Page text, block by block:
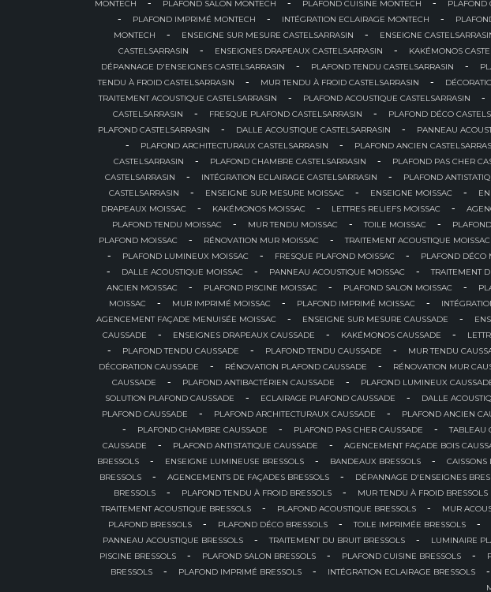
MONTECH
PLAFOND SALON MONTECH PLAFOND CUISINE MONTECH PLAFOND
- PLAFOND IMPRIMÉ MONTECH - INTÉGRATION ECLAIRAGE MONTECH -
MONTECH
- ENSEIGNE SUR MESURE CASTELSARRASIN - ENSEIGNE
CASTELSARRASIN
- ENSEIGNES DRAPEAUX CASTELSARRASIN - KAKÉMONOS
DÉPANNAGE D'ENSEIGNES CASTELSARRASIN - PLAFOND TENDU CASTELSARRASIN -
TENDU À FROID CASTELSARRASIN
- MUR TENDU À FROID CASTELSARRASIN -
TRAITEMENT ACOUSTIQUE CASTELSARRASIN - PLAFOND ACOUSTIQUE CASTELSARRASIN -
CASTELSARRASIN
- FRESQUE PLAFOND CASTELSARRASIN - PLAFOND DÉCO
PLAFOND CASTELSARRASIN
- DALLE ACOUSTIQUE CASTELSARRASIN - PANNEAU
- PLAFOND ARCHITECTURAUX CASTELSARRASIN - PLAFOND ANCIEN
CASTELSARRASIN
- PLAFOND CHAMBRE CASTELSARRASIN - PLAFOND PAS CHER
CASTELSARRASIN
- INTÉGRATION ECLAIRAGE CASTELSARRASIN - PLAFOND
CASTELSARRASIN
- ENSEIGNE SUR MESURE MOISSAC - ENSEIGNE MOISSAC -
DRAPEAUX MOISSAC
- KAKÉMONOS MOISSAC - LETTRES RELIEFS MOISSAC -
PLAFOND TENDU MOISSAC - MUR TENDU MOISSAC - TOILE MOISSAC -
PLAFOND MOISSAC
- RÉNOVATION MUR MOISSAC - TRAITEMENT ACOUSTIQUE MOISSAC
- PLAFOND LUMINEUX MOISSAC - FRESQUE PLAFOND MOISSAC - PLAFOND DÉCO
- DALLE ACOUSTIQUE MOISSAC - PANNEAU ACOUSTIQUE MOISSAC - TRAITEMENT
ANCIEN MOISSAC
- PLAFOND PISCINE MOISSAC - PLAFOND SALON MOISSAC -
MOISSAC
- MUR IMPRIMÉ MOISSAC - PLAFOND IMPRIMÉ MOISSAC -
AGENCEMENT FAÇADE MENUISÉE MOISSAC - ENSEIGNE SUR MESURE CAUSSADE -
CAUSSADE
- ENSEIGNES DRAPEAUX CAUSSADE - KAKÉMONOS CAUSSADE -
- PLAFOND TENDU CAUSSADE - PLAFOND TENDU CAUSSADE - MUR TENDU
DÉCORATION CAUSSADE - RÉNOVATION PLAFOND CAUSSADE - RÉNOVATION MUR
CAUSSADE
- PLAFOND ANTIBACTÉRIEN CAUSSADE - PLAFOND LUMINEUX
SOLUTION PLAFOND CAUSSADE - ECLAIRAGE PLAFOND CAUSSADE - DALLE
PLAFOND CAUSSADE
- PLAFOND ARCHITECTURAUX CAUSSADE - PLAFOND ANCIEN
- PLAFOND CHAMBRE CAUSSADE - PLAFOND PAS CHER CAUSSADE - TABLEAU
CAUSSADE
- PLAFOND ANTISTATIQUE CAUSSADE - AGENCEMENT FAÇADE BOIS
BRESSOLS
- ENSEIGNE LUMINEUSE BRESSOLS - BANDEAUX BRESSOLS - CAISSONS
BRESSOLS
- AGENCEMENTS DE FAÇADES BRESSOLS - DÉPANNAGE D'ENSEIGNES
BRESSOLS
- PLAFOND TENDU À FROID BRESSOLS - MUR TENDU À FROID BRESSOLS
TRAITEMENT ACOUSTIQUE BRESSOLS - PLAFOND ACOUSTIQUE BRESSOLS - MUR
PLAFOND BRESSOLS
- PLAFOND DÉCO BRESSOLS - TOILE IMPRIMÉE BRESSOLS -
PANNEAU ACOUSTIQUE BRESSOLS - TRAITEMENT DU BRUIT BRESSOLS - LUMINAIRE
PISCINE BRESSOLS
- PLAFOND SALON BRESSOLS - PLAFOND CUISINE BRESSOLS -
BRESSOLS
- PLAFOND IMPRIMÉ BRESSOLS - INTÉGRATION ECLAIRAGE BRESSOLS -